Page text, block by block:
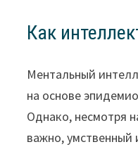
Как
Ментальный
на основе
Однако, несмотря
важно, умственный